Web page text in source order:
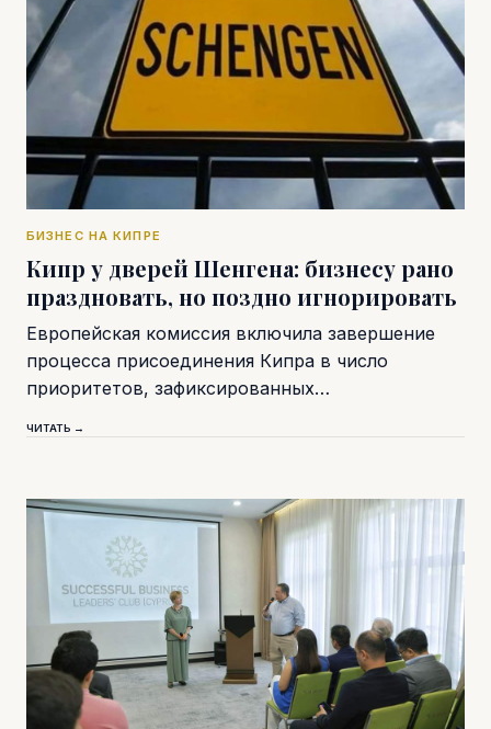
БИЗНЕС НА КИПРЕ
Кипр у дверей Шенгена: бизнесу рано
праздновать, но поздно игнорировать
Европейская комиссия включила завершение
процесса присоединения Кипра в число
приоритетов, зафиксированных…
ЧИТАТЬ →